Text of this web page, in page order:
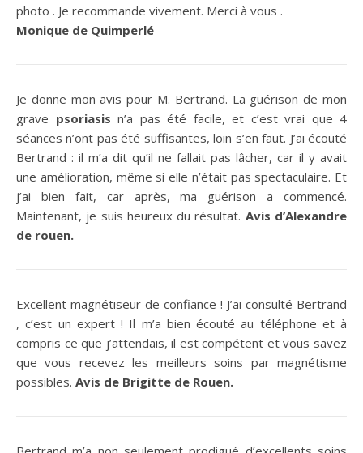
photo . Je recommande vivement. Merci à vous .
Monique de Quimperlé
Je donne mon avis pour M. Bertrand. La guérison de mon
grave psoriasis n’a pas été facile, et c’est vrai que 4
séances n’ont pas été suffisantes, loin s’en faut. J’ai écouté
Bertrand : il m’a dit qu’il ne fallait pas lâcher, car il y avait
une amélioration, même si elle n’était pas spectaculaire. Et
j’ai bien fait, car après, ma guérison a commencé.
Maintenant, je suis heureux du résultat. Avis d’Alexandre
de rouen.
Excellent magnétiseur de confiance ! J’ai consulté Bertrand
, c’est un expert ! Il m’a bien écouté au téléphone et à
compris ce que j’attendais, il est compétent et vous savez
que vous recevez les meilleurs soins par magnétisme
possibles. Avis de Brigitte de Rouen.